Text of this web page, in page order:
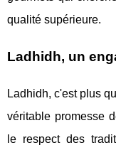
qualité supérieure.
Ladhidh, un
Ladhidh, c'est plus
véritable promesse
le respect des